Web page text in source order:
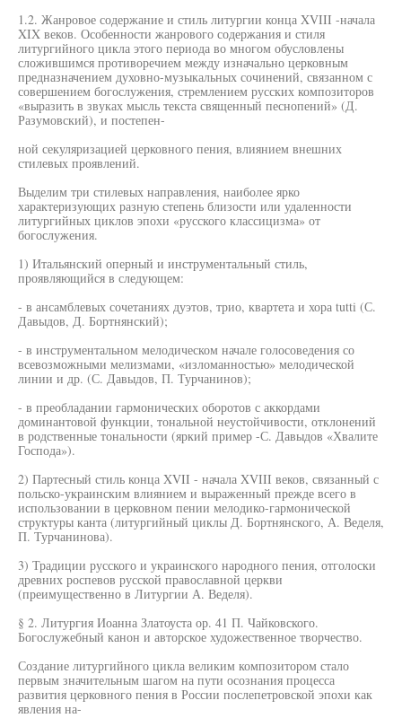
1.2. Жанровое содержание и стиль литургии конца XVIII -начала
XIX веков. Особенности жанрового содержания и стиля
литургийного цикла этого периода во многом обусловлены
сложившимся противоречием между изначально церковным
предназначением духовно-музыкальных сочинений, связанном с
совершением богослужения, стремлением русских композиторов
«выразить в звуках мысль текста священный песнопений» (Д.
Разумовский), и постепен-
ной секуляризацией церковного пения, влиянием внешних
стилевых проявлений.
Выделим три стилевых направления, наиболее ярко
характеризующих разную степень близости или удаленности
литургийных циклов эпохи «русского классицизма» от
богослужения.
1) Итальянский оперный и инструментальный стиль,
проявляющийся в следующем:
- в ансамблевых сочетаниях дуэтов, трио, квартета и хора tutti (С.
Давыдов, Д. Бортнянский);
- в инструментальном мелодическом начале голосоведения со
всевозможными мелизмами, «изломанностью» мелодической
линии и др. (С. Давыдов, П. Турчанинов);
- в преобладании гармонических оборотов с аккордами
доминантовой функции, тональной неустойчивости, отклонений
в родственные тональности (яркий пример -С. Давыдов «Хвалите
Господа»).
2) Партесный стиль конца XVII - начала XVIII веков, связанный с
польско-украинским влиянием и выраженный прежде всего в
использовании в церковном пении мелодико-гармонической
структуры канта (литургийный циклы Д. Бортнянского, А. Веделя,
П. Турчанинова).
3) Традиции русского и украинского народного пения, отголоски
древних роспевов русской православной церкви
(преимущественно в Литургии А. Веделя).
§ 2. Литургия Иоанна Златоуста ор. 41 П. Чайковского.
Богослужебный канон и авторское художественное творчество.
Создание литургийного цикла великим композитором стало
первым значительным шагом на пути осознания процесса
развития церковного пения в России послепетровской эпохи как
явления на-